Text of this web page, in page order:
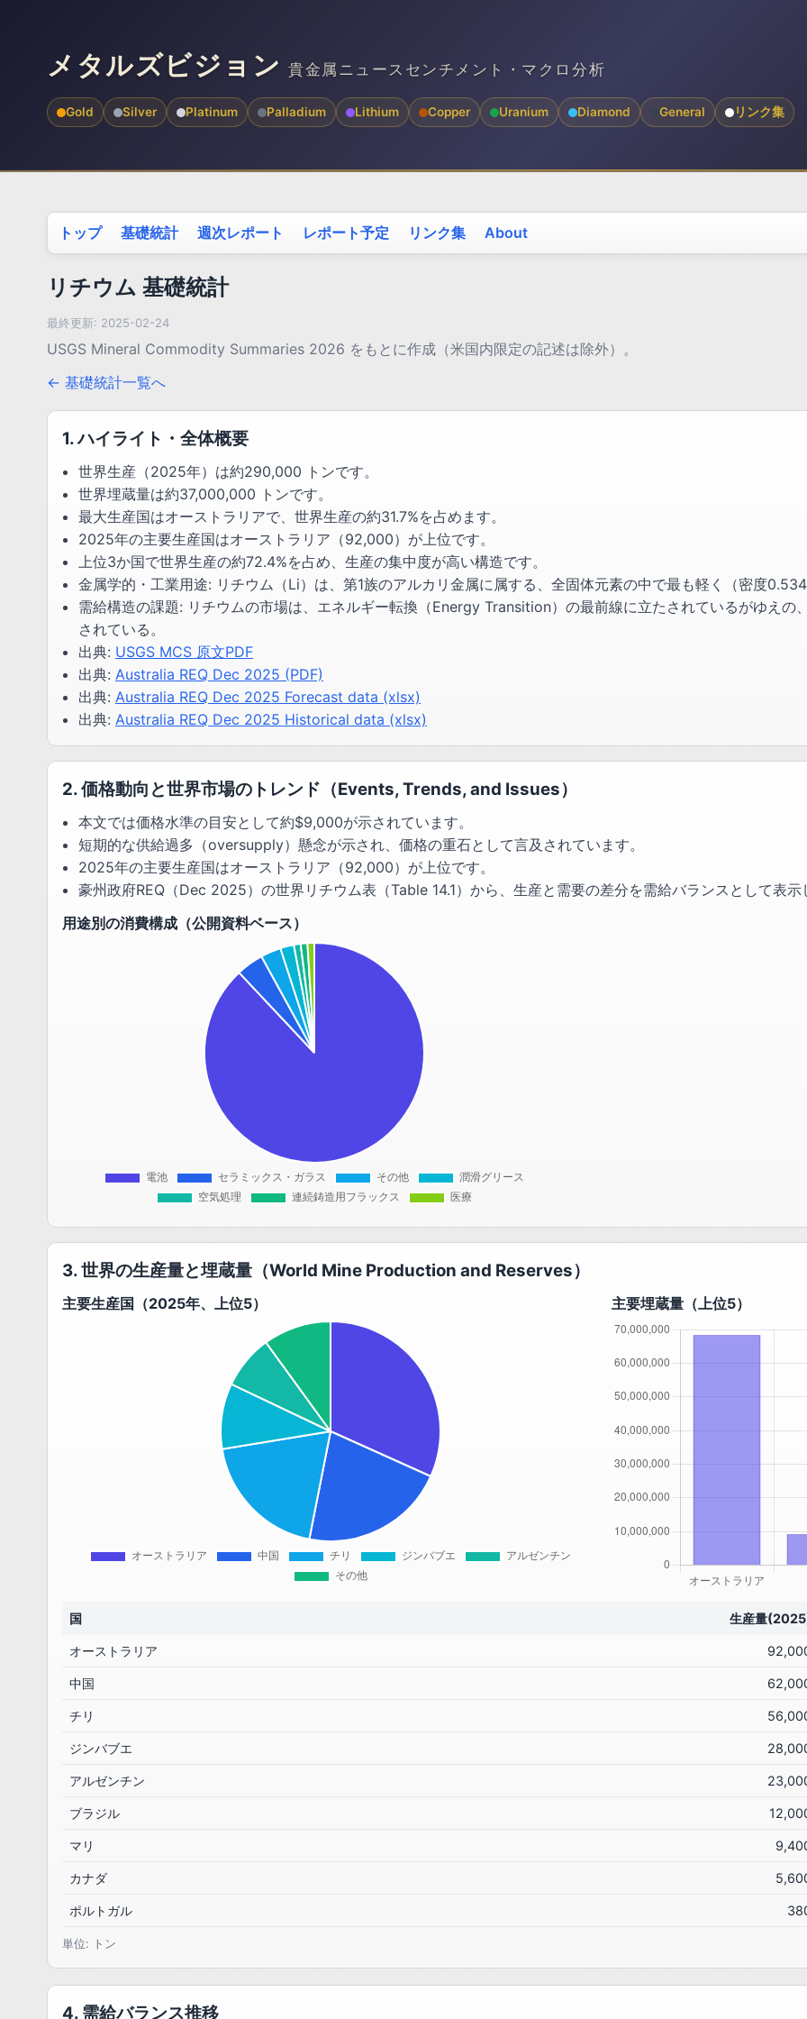
メタルズビジョン 貴金属ニュースセンチメント・マクロ分析
Gold Silver Platinum Palladium Lithium Copper Uranium Diamond General リンク集
トップ 基礎統計 週次レポート レポート予定 リンク集 About
リチウム 基礎統計
最終更新: 2025-02-24
USGS Mineral Commodity Summaries 2026 をもとに作成（米国内限定の記述は除外）。
← 基礎統計一覧へ
1. ハイライト・全体概要
世界生産（2025年）は約290,000 トンです。
世界埋蔵量は約37,000,000 トンです。
最大生産国はオーストラリアで、世界生産の約31.7%を占めます。
2025年の主要生産国はオーストラリア（92,000）が上位です。
上位3か国で世界生産の約72.4%を占め、生産の集中度が高い構造です。
金属学的・工業用途: リチウム（Li）は、第1族のアルカリ金属に属する、全固体元素の中で最も軽く（密度
需給構造の課題: リチウムの市場は、エネルギー転換（Energy Transition）の最前線に立たされているがゆえの
されている。
出典: USGS MCS 原文PDF
出典: Australia REQ Dec 2025 (PDF)
出典: Australia REQ Dec 2025 Forecast data (xlsx)
出典: Australia REQ Dec 2025 Historical data (xlsx)
2. 価格動向と世界市場のトレンド（Events, Trends, and Issues）
本文では価格水準の目安として約$9,000が示されています。
短期的な供給過多（oversupply）懸念が示され、価格の重石として言及されています。
2025年の主要生産国はオーストラリア（92,000）が上位です。
豪州政府REQ（Dec 2025）の世界リチウム表（Table 14.1）から、生産と需要の差分を需給バランスとして表示
用途別の消費構成（公開資料ベース）
3. 世界の生産量と埋蔵量（World Mine Production and Reserves）
主要生産国（2025年、上位5） 主要埋蔵量（上位5）
国 生産量
オーストラリア
中国
チリ
ジンバブエ
アルゼンチン
ブラジル
マリ
カナダ
ポルトガル
単位: トン
4. 需給バランス推移